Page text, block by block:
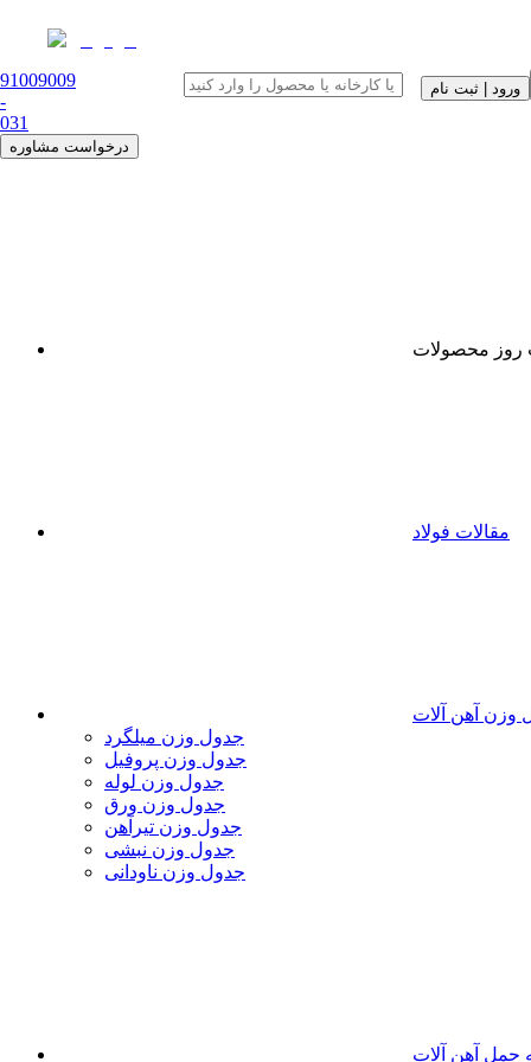
91009009
-
031
درخواست مشاوره
ورود | ثبت نام
روز محصولات
مقالات فولاد
وزن آهن آلات
جدول وزن میلگرد
جدول وزن پروفیل
جدول وزن لوله
جدول وزن ورق
جدول وزن تیرآهن
جدول وزن نبشی
جدول وزن ناودانی
حمل آهن آلات